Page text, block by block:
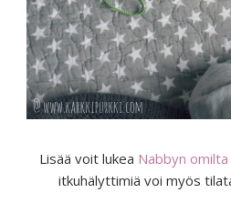
Lisää voit lukea Nabbyn
itkuhälyttimiä voi myös